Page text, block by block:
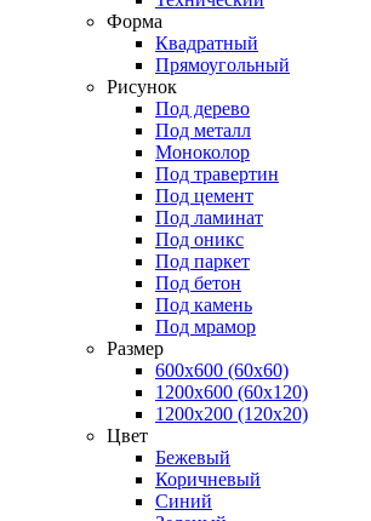
Форма
Квадратный
Прямоугольный
Рисунок
Под дерево
Под металл
Моноколор
Под травертин
Под цемент
Под ламинат
Под оникс
Под паркет
Под бетон
Под камень
Под мрамор
Размер
600х600 (60х60)
1200х600 (60х120)
1200х200 (120x20)
Цвет
Бежевый
Коричневый
Синий